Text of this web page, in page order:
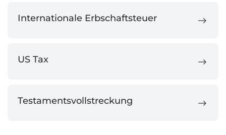
Internationale Erbschaftsteuer
US Tax
Testamentsvollstreckung